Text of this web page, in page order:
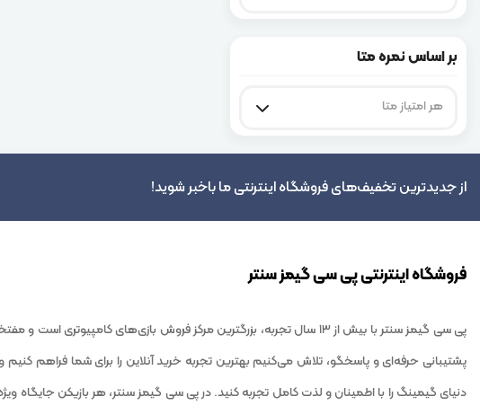
بر اساس نمره متا
هر امتیاز متا
از جدیدترین تخفیف‌های فروشگاه اینترنتی ما باخبر شوید!
فروشگاه اینترنتی پی سی گیمز سنتر
پی سی گیمز سنتر با بیش از 13 سال تجربه، بزرگترین مرکز فروش
پشتیبانی حرفه‌ای و پاسخگو، تلاش می‌کنیم بهترین تجربه خرید آنلاین را برای شما فراهم
دنیای گیمینگ را با اطمینان و لذت کامل تجربه کنید. در پی سی گیمز سنتر، هر بازیکن جایگاه